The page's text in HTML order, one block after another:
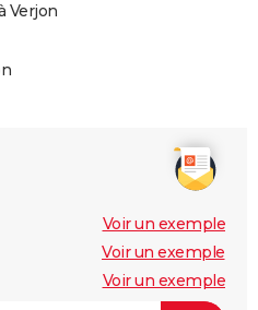
Verjon
Voir un exemple
Voir un exemple
Voir un exemple